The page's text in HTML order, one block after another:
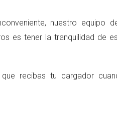
nuestro equipo
es tener la tranquilidad de
recibas tu cargador